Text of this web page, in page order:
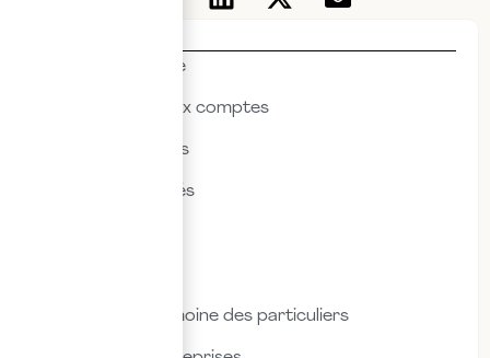
Actualités & veille
Commissariat aux comptes
Droit des affaires
Droit des sociétés
Fiscalité & patrimoine des particuliers